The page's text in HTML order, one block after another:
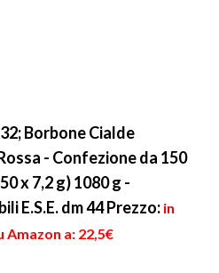
Borbone Cialde
- Confezione da 150
x 7,2 g) 1080 g -
E.S.E. dm 44Prezzo: in
a: 22,5€